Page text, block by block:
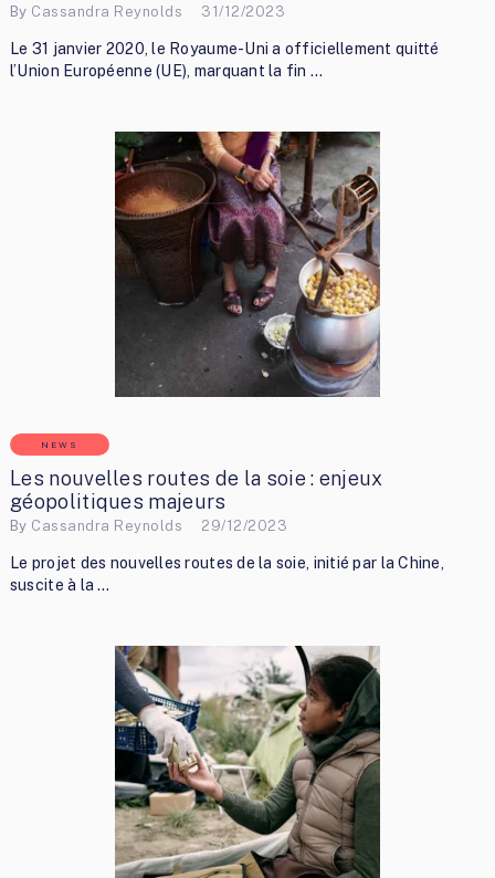
By Cassandra Reynolds 31/12/2023
Le 31 janvier 2020, le Royaume-Uni a officiellement quitté
l’Union Européenne (UE), marquant la fin …
NEWS
Les nouvelles routes de la soie : enjeux
géopolitiques majeurs
By Cassandra Reynolds 29/12/2023
Le projet des nouvelles routes de la soie, initié par la Chine,
suscite à la …